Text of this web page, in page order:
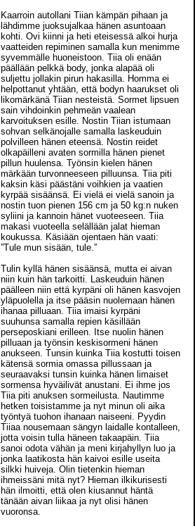
Kaarroin autollani Tiian kämpän pihaan ja
lähdimme juoksujalkaa hänen asuntoaan
kohti. Ovi kiinni ja heti eteisessä alkoi hurja
vaatteiden repiminen samalla kun menimme
syvemmälle huoneistoon. Tiia oli enään
päällään pelkkä body, jonka alapää oli
suljettu jollakin pirun hakasilla. Homma ei
helpottanut yhtään, että bodyn haarukset oli
likomärkänä Tiian nesteistä. Sormet lipsuen
sain vihdoinkin pehmeän vaalean
karvoituksen esille. Nostin Tiian istumaan
sohvan selkänojalle samalla laskeuduin
polvilleen hänen eteensä. Nostin reidet
olkapäilleni avaten sormilla hänen pienet
pillun huulensa. Työnsin kielen hänen
märkään turvonneeseen pilluunsa. Tiia piti
kaksin käsi päästäni voihkien ja vaatien
kyrpää sisäänsä. Ei vielä ei vielä sanoin ja
nostin tuon pienen 156 cm ja 50 kg:n nuken
syliini ja kannoin hänet vuoteeseen. Tiia
makasi vuoteella selällään jalat hieman
koukussa. Käsiään ojentaen hän vaati:
”Tule mun sisään, tule.”
Tulin kyllä hänen sisäänsä, mutta ei aivan
niin kuin hän tarkoitti. Laskeuduin hänen
päälleen niin että kyrpäni oli hänen kasvojen
yläpuolella ja itse pääsin nuolemaan hänen
ihanaa pilluaan. Tiia imaisi kyrpäni
suuhunsa samalla repien käsillään
perseposkiani erilleen. Itse nuolin hänen
pilluaan ja työnsin keskisormeni hänen
anukseen. Tunsin kuinka Tiia kostutti toisen
kätensä sormia omassa pillussaan ja
seuraavaksi tunsin kuinka hänen limaiset
sormensa hyväilivät anustani. Ei ihme jos
Tiia piti anuksen sormeilusta. Nautimme
hetken toisistamme ja nyt minun oli aika
työntyä tuohon ihanaan naiseeni. Pyydin
Tiiaa nousemaan sängyn laidalle kontalleen,
jotta voisin tulla häneen takaapäin. Tiia
sanoi odota vähän ja meni kirjahyllyn luo ja
jonka laatikosta hän kaivoi esille useita
silkki huiveja. Olin tietenkin hieman
ihmeissäni mitä nyt? Hieman ilkikurisesti
hän ilmoitti, että olen kiusannut häntä
tänään aivan liikaa ja nyt olisi hänen
vuoronsa.